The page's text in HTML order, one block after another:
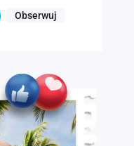
Obserwuj